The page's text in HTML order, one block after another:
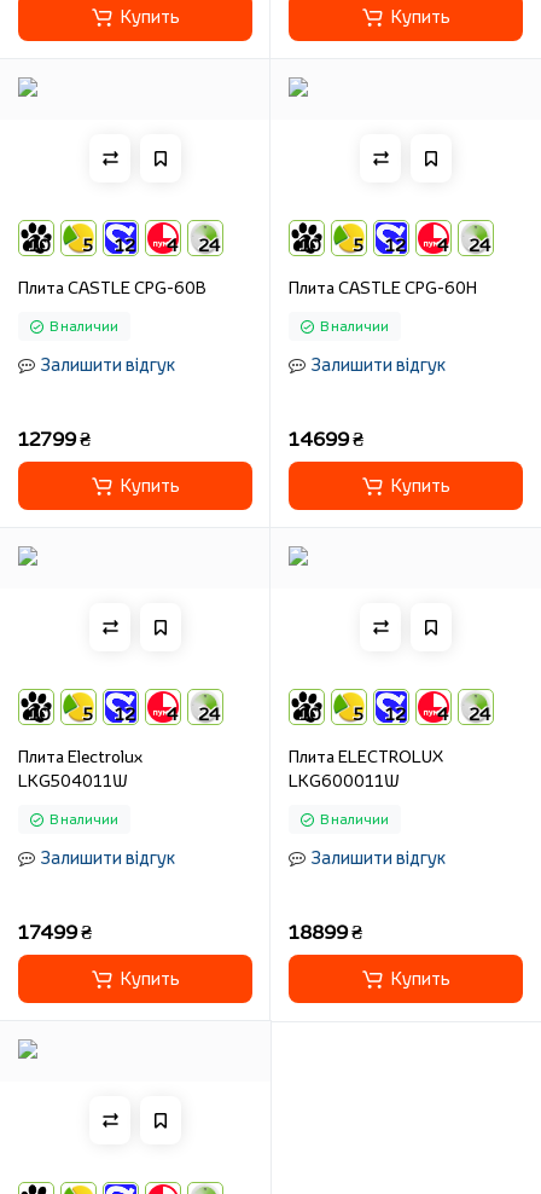
Купить Купить
10 5 12 4 24
Плита CASTLE CPG-60B
В наличии
Залишити відгук
12799 ₴
Купить
10 5 12 4 24
Плита CASTLE CPG-60H
В наличии
Залишити відгук
14699 ₴
Купить
10 5 12 4 24
Плита Electrolux
LKG504011W
В наличии
Залишити відгук
17499 ₴
Купить
10 5 12 4 24
Плита ELECTROLUX
LKG600011W
В наличии
Залишити відгук
18899 ₴
Купить